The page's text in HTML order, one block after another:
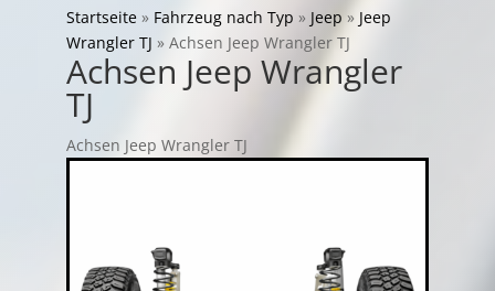
Startseite» Fahrzeug nach Typ » Jeep » Jeep
Wrangler TJ » Achsen Jeep Wrangler TJ
Achsen Jeep Wrangler
TJ
Achsen Jeep Wrangler TJ